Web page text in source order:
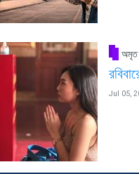
অমৃত
Jul 05,